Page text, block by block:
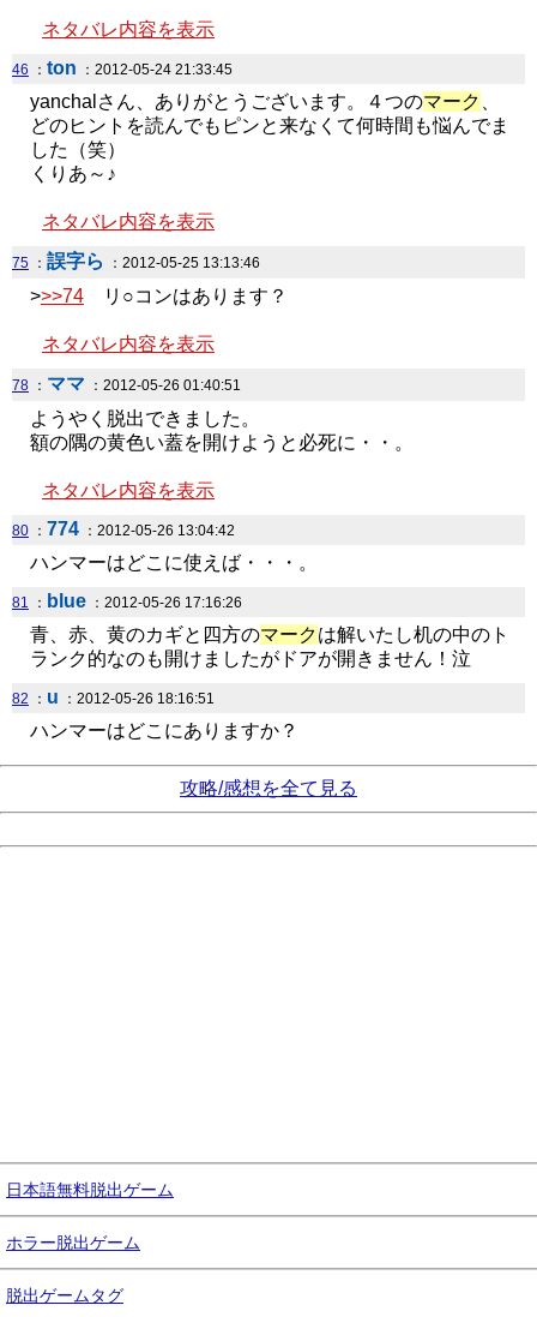
ネタバレ内容を表示
46 ： ton ：2012-05-24 21:33:45
yanchalさん、ありがとうございます。４つのマーク
どのヒントを読んでもピンと来なくて何時間も悩んでま
した（笑）
くりあ～♪
ネタバレ内容を表示
75 ： 誤字ら ：2012-05-25 13:13:46
>>>74 リ○コンはあります？
ネタバレ内容を表示
78 ： ママ ：2012-05-26 01:40:51
ようやく脱出できました。
額の隅の黄色い蓋を開けようと必死に・・。
ネタバレ内容を表示
80 ： 774 ：2012-05-26 13:04:42
ハンマーはどこに使えば・・・。
81 ： blue ：2012-05-26 17:16:26
青、赤、黄のカギと四方のマークは解いたし机の中のト
ランク的なのも開けましたがドアが開きません！泣
82 ： u ：2012-05-26 18:16:51
ハンマーはどこにありますか？
攻略/感想を全て見る
日本語無料脱出ゲーム
ホラー脱出ゲーム
脱出ゲームタグ